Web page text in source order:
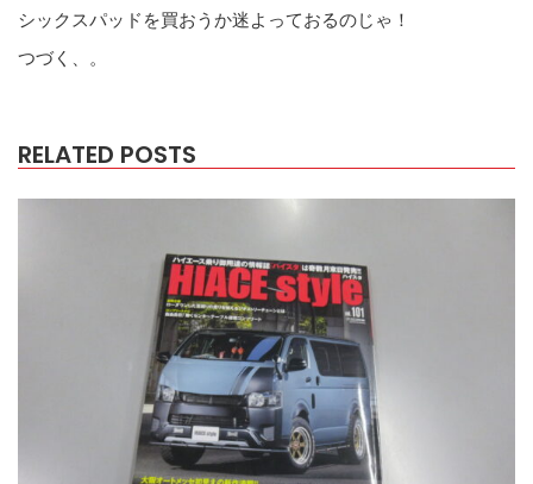
シックスパッドを買おうか迷よっておるのじゃ！
つづく、。
RELATED POSTS